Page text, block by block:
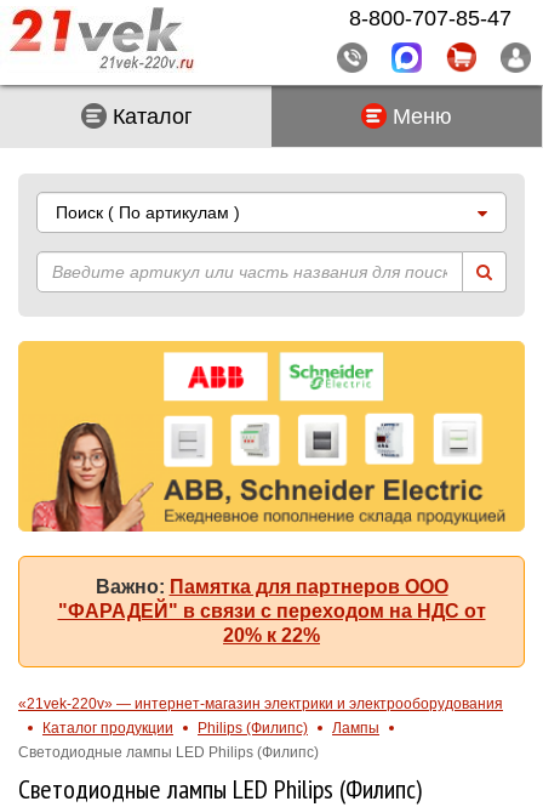
Каталог Меню
Поиск ( По артикулам )
Важно: Памятка для партнеров ООО
"ФАРАДЕЙ" в связи с переходом на НДС от
20% к 22%
«21vek-220v» — интернет-магазин электрики и электрооборудования
Каталог продукции
Philips (Филипс)
Лампы
Светодиодные лампы LED Philips (Филипс)
Светодиодные лампы LED Philips (Филипс)
8-800-707-85-47